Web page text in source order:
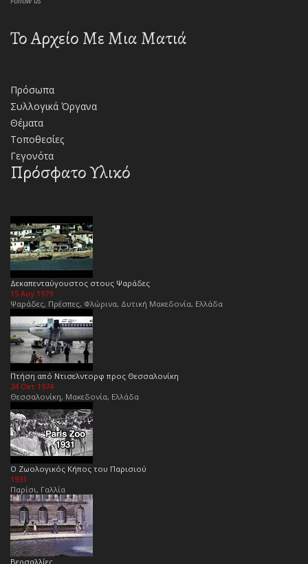
Το Αρχείο Με Μια Ματιά
Πρόσωπα
Συλλογικά Όργανα
Θέματα
Τοποθεσίες
Γεγονότα
Πρόσφατο Υλικό
Δεκαπενταύγουστος στους Ψαράδες
15 Αυγ 1979
Ψαράδες, Πρέσπες, Φλώρινα, Δυτική Μακεδονία, Ελλάδα
Πτήση από Ντισελντορφ προς Θεσσαλονίκη
24 Οκτ 1974
Θεσσαλονίκη, Μακεδονία, Ελλάδα
Ο Ζωολογικός Κήπος του Παρισιού
1931
Παρίσι, Γαλλία
Βερσαλλίες